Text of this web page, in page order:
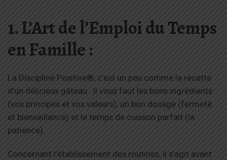
1. L’Art de l’Emploi du Temps
en Famille :
La Discipline Positive®, c’est un peu comme la recette
d’un délicieux gâteau : il vous faut les bons ingrédients
(vos principes et vos valeurs), un bon dosage (fermeté
et bienveillance) et le temps de cuisson parfait (la
patience).
Concernant l’établissement des routines, il s’agit avant